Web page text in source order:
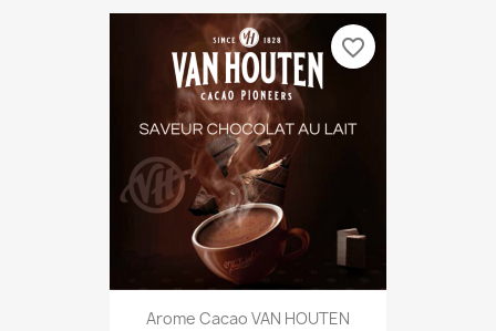
Arome Cacao VAN HOUTEN
favorite_border